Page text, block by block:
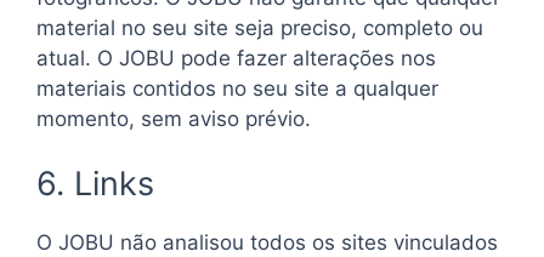
material no seu site seja preciso, completo ou
atual. O JOBU pode fazer alterações nos
materiais contidos no seu site a qualquer
momento, sem aviso prévio.
6. Links
O JOBU não analisou todos os sites vinculados